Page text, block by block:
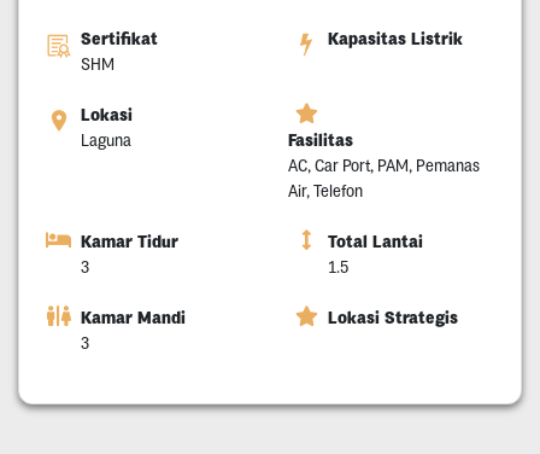
Sertifikat
SHM
Kapasitas Listrik
Lokasi
Laguna Fasilitas
AC, Car Port, PAM, Pemanas
Air, Telefon
Kamar Tidur
3
Total Lantai
1.5
Kamar Mandi
3
Lokasi Strategis